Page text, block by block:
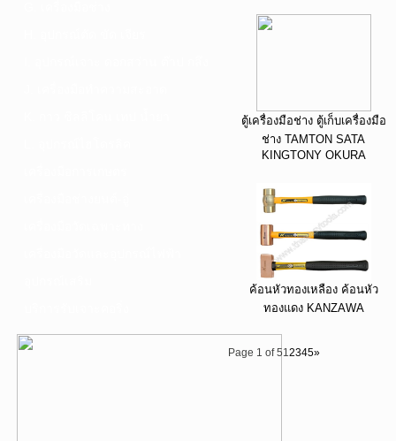
ตู้เครื่องมือช่าง ตู้เก็บเครื่องมือ
ช่าง TAMTON SATA
KINGTONY OKURA
ค้อนหัวทองเหลือง ค้อนหัว
ทองแดง KANZAWA
Page 1 of 512345»